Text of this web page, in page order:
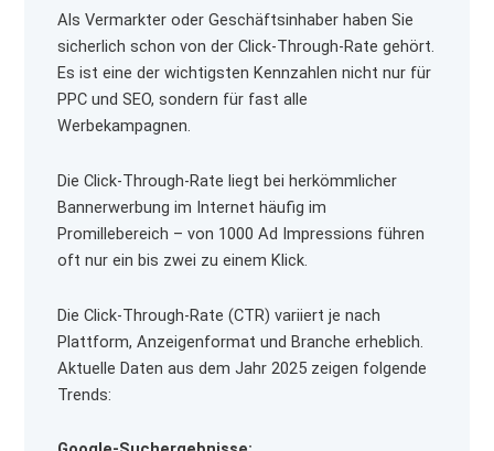
Als Vermarkter oder Geschäftsinhaber haben Sie
sicherlich schon von der Click-Through-Rate gehört.
Es ist eine der wichtigsten Kennzahlen nicht nur für
PPC und SEO, sondern für fast alle
Werbekampagnen.
Die Click-Through-Rate liegt bei herkömmlicher
Bannerwerbung im Internet häufig im
Promillebereich – von 1000 Ad Impressions führen
oft nur ein bis zwei zu einem Klick.
Die Click-Through-Rate (CTR) variiert je nach
Plattform, Anzeigenformat und Branche erheblich.
Aktuelle Daten aus dem Jahr 2025 zeigen folgende
Trends: